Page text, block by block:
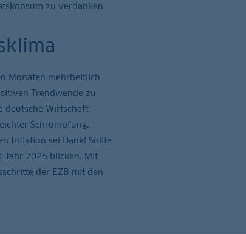
zu verdanken.
Monaten mehrheitlich
Trendwende zu
deutsche Wirtschaft
Schrumpfung.
Inflation sei Dank! Sollte
Jahr 2025 blicken. Mit
der EZB mit den